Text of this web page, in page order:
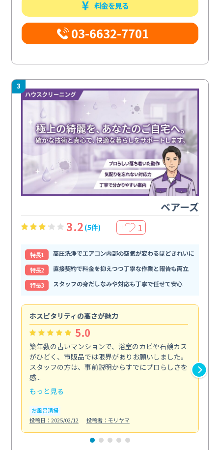
料金を見る
03-6632-7701
3
ベアーズ
3.2 (5件) ＋ 1
特⻑1
高圧洗浄でエアコン内部の空気が変わるほどきれいに
特⻑2
直接契約で料金を抑えつつ丁寧な作業と報告も両立
特⻑3
スタッフの身だしなみや対応も丁寧で任せて安心
ホスピタリティの高さが魅力
5.0
築年数の古いマンションで、浴室のカビや石鹸カス
がひどく、市販品では限界がありお願いしました。
スタッフの方は、事前説明からすでにプロらしさを
感...
もっと見る
お風呂清掃
投稿日：2025/02/12
投稿者：モリヤマ